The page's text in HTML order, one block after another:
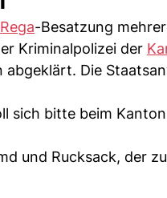
Rega-Besatzung
Kriminalpolizei der
Die
sich bitte beim
und Rucksack, der